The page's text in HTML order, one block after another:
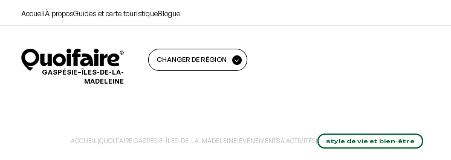
AccueilÀ proposGuides et carte touristiqueBlogue
GASPÉSIE–ÎLES-DE-LA-
MADELEINE
CHANGER DE RÉGION
ACCUEIL |QUOI FAIRE GASPÉSIE–ÎLES-DE-LA-MADELEINE|ÉVÉNEMENTS & ACTIVITÉS| style de vie et bien-être